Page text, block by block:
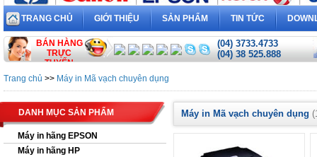
TRANG CHỦ GIỚI THIỆU SẢN PHẨM TIN TỨC
BÁN HÀNG
TRỰC
TUYẾN
(04) 3733.4733
(04) 38 525.888
Trang chủ >> Máy in Mã vạch chuyên dụng
DANH MỤC SẢN PHẨM
Máy in hãng EPSON
Máy in hãng HP
Máy in Mã vạch chuyên dụng